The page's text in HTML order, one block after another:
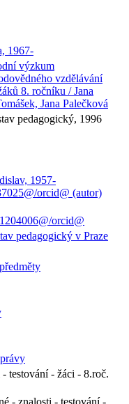
1967-
výzkum
vzdělávání
8. ročníku / Jana
Jana Palečková
pedagogický, 1996
1957-
orcid@ (autor)
orcid@
pedagogický v Praze
testování - žáci - 8.roč.
- znalosti - testování -